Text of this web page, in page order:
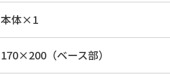
本体×1
170×200（ベース部）